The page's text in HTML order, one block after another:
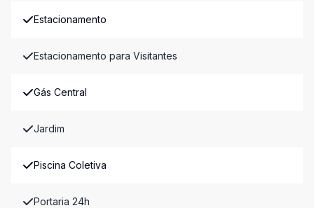
Estacionamento
Estacionamento para Visitantes
Gás Central
Jardim
Piscina Coletiva
Portaria 24h